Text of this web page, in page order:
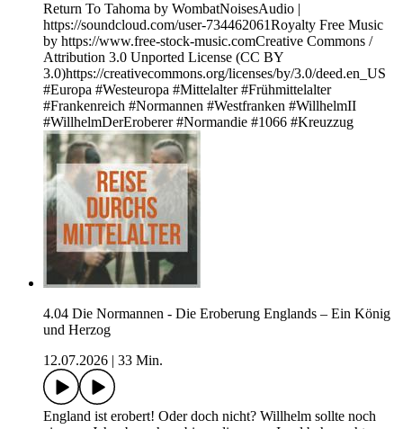
Return To Tahoma by WombatNoisesAudio |
https://soundcloud.com/user-734462061Royalty Free Music
by https://www.free-stock-music.comCreative Commons /
Attribution 3.0 Unported License (CC BY
3.0)https://creativecommons.org/licenses/by/3.0/deed.en_US
#Europa #Westeuropa #Mittelalter #Frühmittelalter
#Frankenreich #Normannen #Westfranken #WillhelmII
#WillhelmDerEroberer #Normandie #1066 #Kreuzzug
4.04 Die Normannen - Die Eroberung Englands – Ein König
und Herzog
12.07.2026
33 Min.
England ist erobert! Oder doch nicht? Willhelm sollte noch